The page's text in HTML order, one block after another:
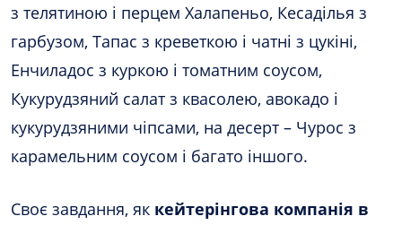
з телятиною і перцем Халапеньо, Кесаділья з
гарбузом, Тапас з креветкою і чатні з цукіні,
Енчиладос з куркою і томатним соусом,
Кукурудзяний салат з квасолею, авокадо і
кукурудзяними чіпсами, на десерт – Чурос з
карамельним соусом і багато іншого.
Своє завдання, як кейтерінгова компанія в